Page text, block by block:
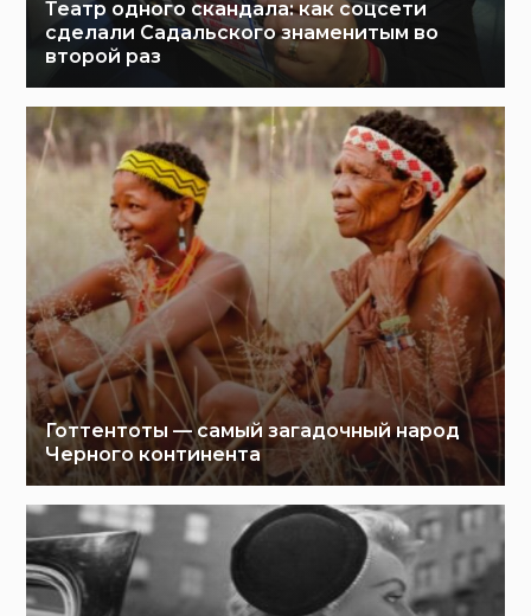
Театр одного скандала: как соцсети
сделали Садальского знаменитым во
второй раз
Готтентоты — самый загадочный народ
Черного континента